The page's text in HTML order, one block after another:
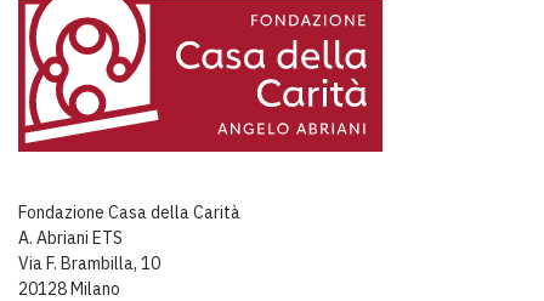
Fondazione Casa della Carità
A. Abriani ETS
Via F. Brambilla, 10
20128 Milano